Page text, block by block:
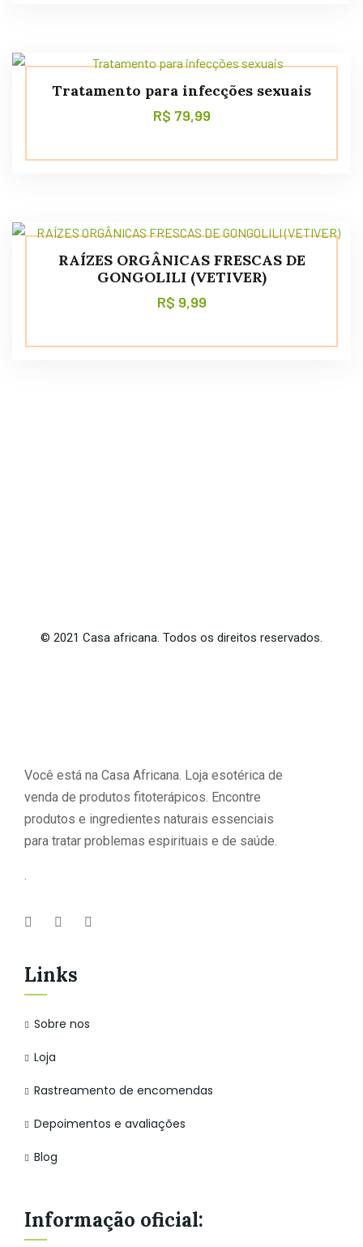
Tratamento para infecções sexuais
R$ 79,99
RAÍZES ORGÂNICAS FRESCAS DE
GONGOLILI (VETIVER)
R$ 9,99
© 2021 Casa africana. Todos os direitos reservados.
Você está na Casa Africana. Loja esotérica de
venda de produtos fitoterápicos. Encontre
produtos e ingredientes naturais essenciais
para tratar problemas espirituais e de saúde.
.
Links
Sobre nos
Loja
Rastreamento de encomendas
Depoimentos e avaliações
Blog
Informação oficial: